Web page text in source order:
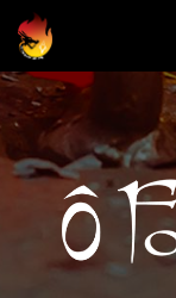
contenu
principal